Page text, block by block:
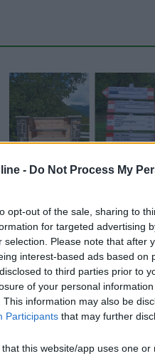
- Do Not Process My
opt-out of the sale, sharing to
for targeted advertising
selection. Please note that after
interest-based ads based
to third parties prior to
of your personal
This information may also be
Participants that may further
that this website/app uses one